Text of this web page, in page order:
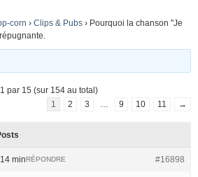
corn › Clips & Pubs › Pourquoi la chanson "Je
par 15 (sur 154 au total)
1
2 3 9 10 11 →
min #16898
RÉPONDRE